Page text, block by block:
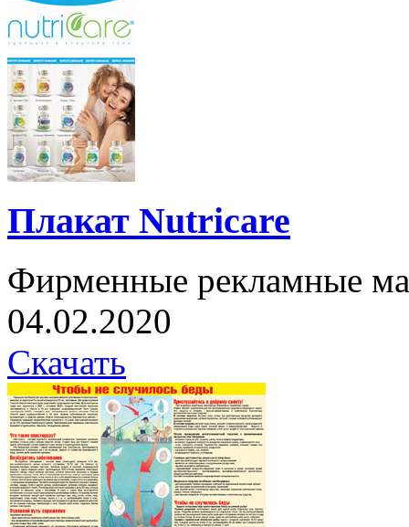
Плакат Nutricare
Фирменные рекламные
04.02.2020
Скачать